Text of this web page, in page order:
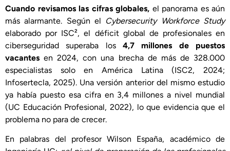
Cuando revisamos las cifras globales, el panorama es aún
más alarmante. Según el Cybersecurity Workforce Study
elaborado por ISC², el déficit global de profesionales en
ciberseguridad superaba los 4,7 millones de puestos
vacantes en 2024, con una brecha de más de 328.000
especialistas solo en América Latina (ISC2, 2024;
Infosertecla, 2025). Una versión anterior del mismo estudio
ya había puesto esa cifra en 3,4 millones a nivel mundial
(UC Educación Profesional, 2022), lo que evidencia que el
problema no para de crecer.
En palabras del profesor Wilson España, académico de